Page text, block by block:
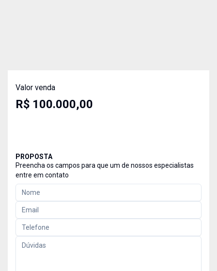
Valor venda
R$ 100.000,00
PROPOSTA
Preencha os campos para que um de nossos especialistas
entre em contato